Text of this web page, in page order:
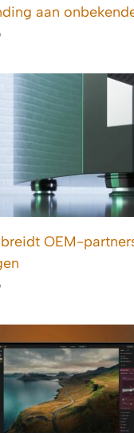
aan
OEM-